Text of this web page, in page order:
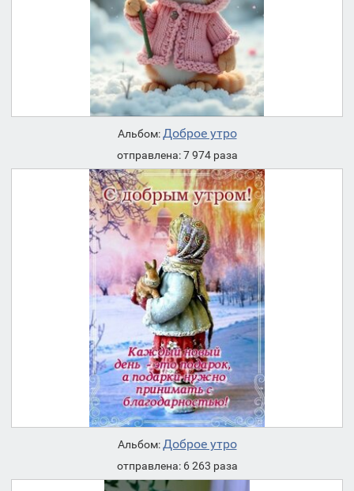
Альбом:Доброе утро
отправлена: 7 974 раза
Альбом:Доброе утро
отправлена: 6 263 раза